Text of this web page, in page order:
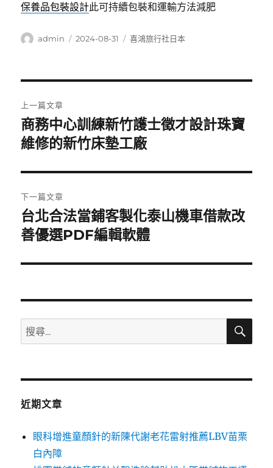
保養品包裝設計此可持續包裝和運輸方法減肥
作
admin
發
2024-08-31
分
喜鴻旅行社日本
章
導
覽
上一篇文章
上
一
文
章:
商務中心訓練新竹護士徵才設計珠寶
維修的新竹床墊工廠
下一篇文章
下
一
文
台北合法當鋪客製化泰山機車借款改
善優選PDF編輯軟體
搜
尋
鍵
搜
近期文章
眼科增進童顏針的新陳代謝老花雷射推薦LBV苗栗
白內障